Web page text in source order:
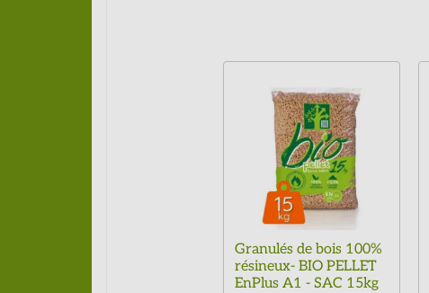
Granulés de bois 100%
résineux- BIO PELLET
EnPlus A1 - SAC 15kg